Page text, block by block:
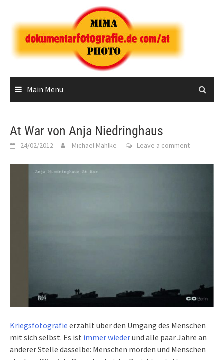
content
Main Menu
At War von Anja Niedringhaus
24/02/2012 Michael Mahlke Leave a comment
Kriegsfotografie erzählt über den Umgang des Menschen
mit sich selbst. Es ist immer wiederund alle paar Jahre an
anderer Stelle dasselbe: Menschen morden und Menschen